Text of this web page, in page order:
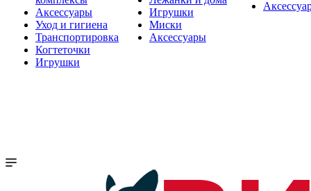
Аксессуары
Уход и гигиена
Транспортировка
Когтеточки
Игрушки
Игрушки
Миски
Аксессуары